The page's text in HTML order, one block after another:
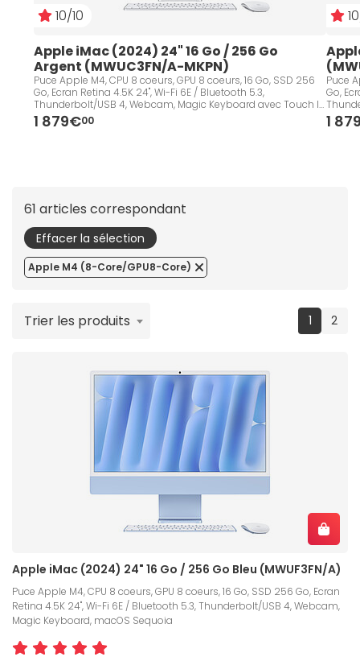
10/10
Apple iMac (2024) 24" 16 Go / 256 Go
Argent (MWUC3FN/A-MKPN)
Puce Apple M4, CPU 8 coeurs, GPU 8 coeurs, 16 Go, SSD 256
Go, Ecran Retina 4.5K 24", Wi-Fi 6E / Bluetooth 5.3,
Thunderbolt/USB 4, Webcam, Magic Keyboard avec Touch ID
et pavé numérique - Français, macOS Sequoia
1 879€00
Puce
Go,
et
1
61 articles correspondant
Effacer la sélection
Apple M4 (8-Core/GPU8-Core)
1 2
Trier les produits
Apple iMac (2024) 24" 16 Go / 256 Go Bleu (MWUF3FN/A)
Puce Apple M4, CPU 8 coeurs, GPU 8 coeurs, 16 Go, SSD 256 Go, Ecran
Retina 4.5K 24", Wi-Fi 6E / Bluetooth 5.3, Thunderbolt/USB 4, Webcam,
Magic Keyboard, macOS Sequoia